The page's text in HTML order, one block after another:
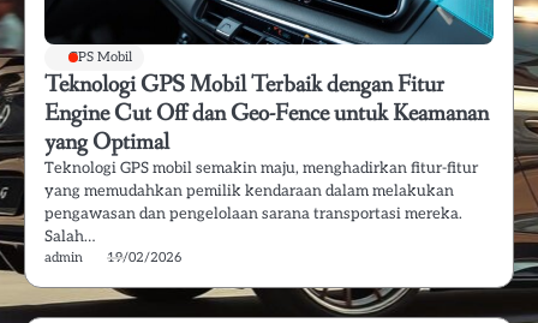
GPS Mobil
Teknologi GPS Mobil Terbaik dengan Fitur
Engine Cut Off dan Geo-Fence untuk Keamanan
yang Optimal
Teknologi GPS mobil semakin maju, menghadirkan fitur-fitur
yang memudahkan pemilik kendaraan dalam melakukan
pengawasan dan pengelolaan sarana transportasi mereka.
Salah…
admin 19/02/2026